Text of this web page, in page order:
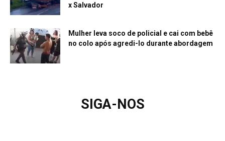
x Salvador
Mulher leva soco de policial e cai com bebê
no colo após agredi-lo durante abordagem
SIGA-NOS